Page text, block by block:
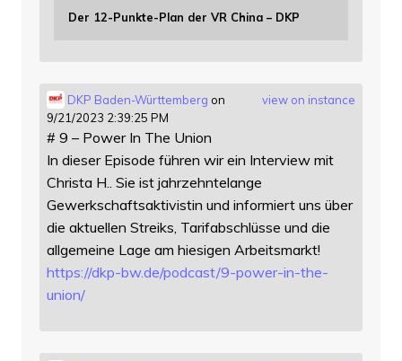
Der 12-Punkte-Plan der VR China – DKP
view on instance
DKP Baden-Württemberg on
9/21/2023 2:39:25 PM
# 9 – Power In The Union
In dieser Episode führen wir ein Interview mit
Christa H.. Sie ist jahrzehntelange
Gewerkschaftsaktivistin und informiert uns über
die aktuellen Streiks, Tarifabschlüsse und die
allgemeine Lage am hiesigen Arbeitsmarkt!
https://dkp-bw.de/podcast/9-power-in-the-
union/